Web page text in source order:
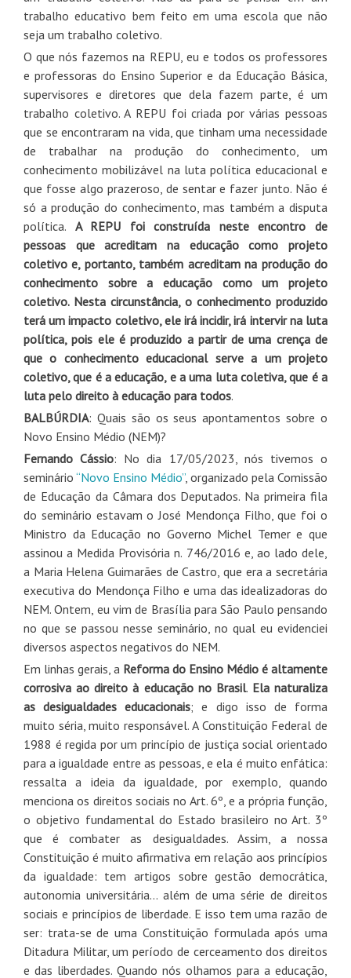
trabalho educativo bem feito em uma escola que não
seja um trabalho coletivo.
O que nós fazemos na REPU, eu e todos os professores
e professoras do Ensino Superior e da Educação Básica,
supervisores e diretores que dela fazem parte, é um
trabalho coletivo. A REPU foi criada por várias pessoas
que se encontraram na vida, que tinham uma necessidade
de trabalhar na produção do conhecimento, um
conhecimento mobilizável na luta política educacional e
que fosse algo prazeroso, de sentar e fazer junto. Não é
só a produção do conhecimento, mas também a disputa
política. A REPU foi construída neste encontro de
pessoas que acreditam na educação como projeto
coletivo e, portanto, também acreditam na produção do
conhecimento sobre a educação como um projeto
coletivo. Nesta circunstância, o conhecimento produzido
terá um impacto coletivo, ele irá incidir, irá intervir na luta
política, pois ele é produzido a partir de uma crença de
que o conhecimento educacional serve a um projeto
coletivo, que é a educação, e a uma luta coletiva, que é a
luta pelo direito à educação para todos.
BALBÚRDIA: Quais são os seus apontamentos sobre o
Novo Ensino Médio (NEM)?
Fernando Cássio: No dia 17/05/2023, nós tivemos o
seminário “Novo Ensino Médio”, organizado pela Comissão
de Educação da Câmara dos Deputados. Na primeira fila
do seminário estavam o José Mendonça Filho, que foi o
Ministro da Educação no Governo Michel Temer e que
assinou a Medida Provisória n. 746/2016 e, ao lado dele,
a Maria Helena Guimarães de Castro, que era a secretária
executiva do Mendonça Filho e uma das idealizadoras do
NEM. Ontem, eu vim de Brasília para São Paulo pensando
no que se passou nesse seminário, no qual eu evidenciei
diversos aspectos negativos do NEM.
Em linhas gerais, a Reforma do Ensino Médio é altamente
corrosiva ao direito à educação no Brasil. Ela naturaliza
as desigualdades educacionais; e digo isso de forma
muito séria, muito responsável. A Constituição Federal de
1988 é regida por um princípio de justiça social orientado
para a igualdade entre as pessoas, e ela é muito enfática:
ressalta a ideia da igualdade, por exemplo, quando
menciona os direitos sociais no Art. 6º, e a própria função,
o objetivo fundamental do Estado brasileiro no Art. 3º
que é combater as desigualdades. Assim, a nossa
Constituição é muito afirmativa em relação aos princípios
da igualdade: tem artigos sobre gestão democrática,
autonomia universitária… além de uma série de direitos
sociais e princípios de liberdade. E isso tem uma razão de
ser: trata-se de uma Constituição formulada após uma
Ditadura Militar, um período de cerceamento dos direitos
e das liberdades. Quando nós olhamos para a educação,